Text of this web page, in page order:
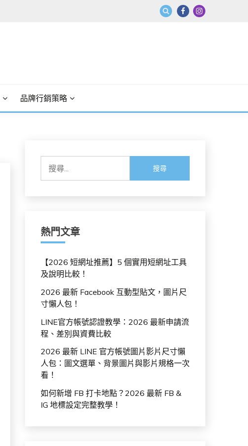
品牌行銷策略
鍵
熱門文章
【2026 短網址推薦】5 個實用短網址工具
及說明比較！
2026 最新 Facebook 互動型貼文，圖片尺
寸懶人包！
LINE官方帳號認證教學：2026 最新申請流
程、差別與資費比較
2026 最新 LINE 官方帳號圖片影片尺寸懶
人包：圖文選單、背景圖片與影片規格一次
看！
如何新增 FB 打卡地點？2026 最新 FB &
IG 地標設定完整教學！